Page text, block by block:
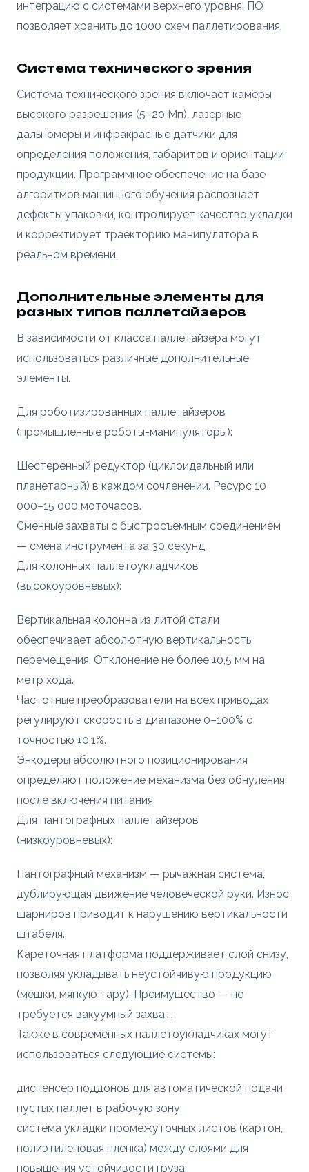
интеграцию с системами верхнего уровня. ПО
позволяет хранить до 1000 схем паллетирования.
Система технического зрения
Система технического зрения включает камеры
высокого разрешения (5–20 Мп), лазерные
дальномеры и инфракрасные датчики для
определения положения, габаритов и ориентации
продукции. Программное обеспечение на базе
алгоритмов машинного обучения распознает
дефекты упаковки, контролирует качество укладки
и корректирует траекторию манипулятора в
реальном времени.
Дополнительные элементы для
разных типов паллетайзеров
В зависимости от класса паллетайзера могут
использоваться различные дополнительные
элементы.
Для роботизированных паллетайзеров
(промышленные роботы-манипуляторы):
Шестеренный редуктор (циклоидальный или
планетарный) в каждом сочленении. Ресурс 10
000–15 000 моточасов.
Сменные захваты с быстросъемным соединением
— смена инструмента за 30 секунд.
Для колонных паллетоукладчиков
(высокоуровневых):
Вертикальная колонна из литой стали
обеспечивает абсолютную вертикальность
перемещения. Отклонение не более ±0,5 мм на
метр хода.
Частотные преобразователи на всех приводах
регулируют скорость в диапазоне 0–100% с
точностью ±0,1%.
Энкодеры абсолютного позиционирования
определяют положение механизма без обнуления
после включения питания.
Для пантографных паллетайзеров
(низкоуровневых):
Пантографный механизм — рычажная система,
дублирующая движение человеческой руки. Износ
шарниров приводит к нарушению вертикальности
штабеля.
Кареточная платформа поддерживает слой снизу,
позволяя укладывать неустойчивую продукцию
(мешки, мягкую тару). Преимущество — не
требуется вакуумный захват.
Также в современных паллетоукладчиках могут
использоваться следующие системы:
диспенсер поддонов для автоматической подачи
пустых паллет в рабочую зону;
система укладки промежуточных листов (картон,
полиэтиленовая пленка) между слоями для
повышения устойчивости груза;
Ваше имя *
Телефон *